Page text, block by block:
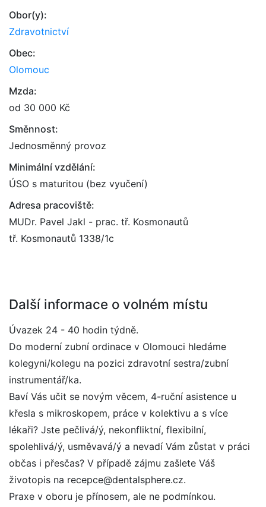
Obor(y):
Zdravotnictví
Obec:
Olomouc
Mzda:
od 30 000 Kč
Směnnost:
Jednosměnný provoz
Minimální vzdělání:
ÚSO s maturitou (bez vyučení)
Adresa pracoviště:
MUDr. Pavel Jakl - prac. tř. Kosmonautů
tř. Kosmonautů 1338/1c
Další informace o volném místu
Úvazek 24 - 40 hodin týdně.
Do moderní zubní ordinace v Olomouci hledáme
kolegyni/kolegu na pozici zdravotní sestra/zubní
instrumentář/ka.
Baví Vás učit se novým věcem, 4-ruční asistence u
křesla s mikroskopem, práce v kolektivu a s více
lékaři? Jste pečlivá/ý, nekonfliktní, flexibilní,
spolehlivá/ý, usměvavá/ý a nevadí Vám zůstat v práci
občas i přesčas? V případě zájmu zašlete Váš
životopis na recepce@dentalsphere.cz.
Praxe v oboru je přínosem, ale ne podmínkou.